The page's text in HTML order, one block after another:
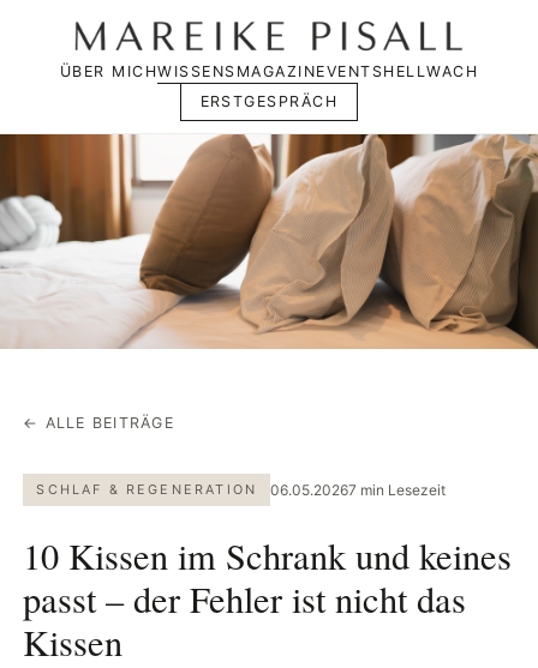
ÜBER MICHWISSENSMAGAZINEVENTSHELLWACH
ERSTGESPRÄCH
← ALLE BEITRÄGE
SCHLAF & REGENERATION 06.05.20267 min Lesezeit
10 Kissen im Schrank und keines
passt – der Fehler ist nicht das
Kissen